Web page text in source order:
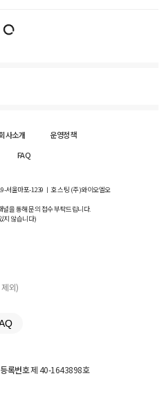
사소개
운영정책
FAQ
서울마포-1239 ㅣ 호스팅 (주)와이오엘오
을 통해 문의 접수 부탁드립니다.
지 않습니다)
외)
록번호제 40-1643898호